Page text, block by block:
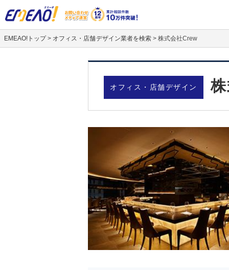
EMEAO!トップ > オフィス・店舗デザイン業者を検索 > 株式会社Crew
オフィス・店舗デザイン